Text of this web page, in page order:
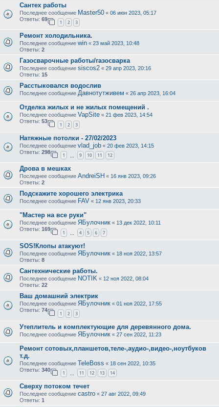
Сантех работы
Последнее сообщение Master50 « 06 июн 2023, 05:17
Ответы: 69
1 2 3
Ремонт холодильника.
Последнее сообщение win « 23 май 2023, 10:48
Ответы: 2
Газосварочные работы/газосварка
Последнее сообщение siscos2 « 29 апр 2023, 20:16
Ответы: 15
Расстыковался водослив
Последнее сообщение Давнотутживем « 26 апр 2023, 16:04
Отделка жилых и не жилых помещений .
Последнее сообщение VapSite « 21 фев 2023, 14:54
Ответы: 53
1 2 3
Натяжные потолки - 27/02/2023
Последнее сообщение vlad_job « 20 фев 2023, 14:15
Ответы: 298
1 9 10 11 12
Дрова в мешках
Последнее сообщение AndreiSH « 16 янв 2023, 09:26
Ответы: 2
Подскажите хорошего электрика
Последнее сообщение FAV « 12 янв 2023, 20:33
"Мастер на все руки"
Последнее сообщение ЯБулочник « 13 дек 2022, 10:11
Ответы: 169
1 4 5 6 7
SOS!Клопы атакуют!
Последнее сообщение ЯБулочник « 18 ноя 2022, 13:57
Ответы: 8
Сантехнические работы.
Последнее сообщение NOTIK « 12 ноя 2022, 08:04
Ответы: 22
Ваш домашний электрик
Последнее сообщение ЯБулочник « 01 ноя 2022, 17:55
Ответы: 74
1 2 3
Утеплитель и комплектующие для деревянного дома.
Последнее сообщение ЯБулочник « 27 сен 2022, 11:23
Ремонт сотовых,планшетов,теле-,аудио-,видео-,ноутбуков
т.д.
Последнее сообщение TeleBoss « 18 сен 2022, 10:35
Ответы: 340
1 11 12 13 14
Сверху потоком течет
Последнее сообщение castro « 27 авг 2022, 09:49
Ответы: 1